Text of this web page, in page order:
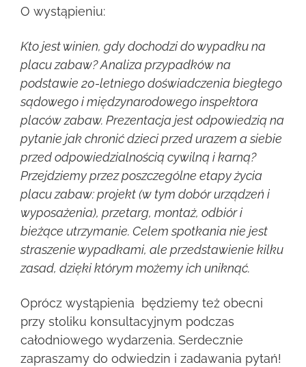
O wystąpieniu:
Kto jest winien, gdy dochodzi do wypadku na
placu zabaw? Analiza przypadków na
podstawie 20-letniego doświadczenia biegłego
sądowego i międzynarodowego inspektora
placów zabaw. Prezentacja jest odpowiedzią na
pytanie jak chronić dzieci przed urazem a siebie
przed odpowiedzialnością cywilną i karną?
Przejdziemy przez poszczególne etapy życia
placu zabaw: projekt (w tym dobór urządzeń i
wyposażenia), przetarg, montaż, odbiór i
bieżące utrzymanie. Celem spotkania nie jest
straszenie wypadkami, ale przedstawienie kilku
zasad, dzięki którym możemy ich uniknąć.
Oprócz wystąpienia będziemy też obecni
przy stoliku konsultacyjnym podczas
całodniowego wydarzenia. Serdecznie
zapraszamy do odwiedzin i zadawania pytań!